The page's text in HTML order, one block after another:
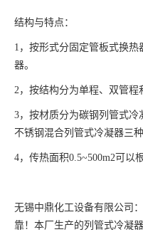
结构与特点：
1，按形式分固定管板式换
器。
2，按结构分为单程、双管程
3，按材质分为碳钢列管式
不锈钢混合列管式冷凝器三种
4，传热面积0.5~500m2可以
无锡中鼎化工设备有限公司
靠！本厂生产的列管式冷凝